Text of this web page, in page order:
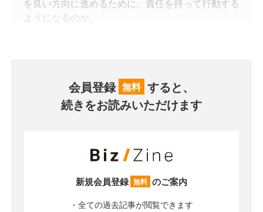
を良い方向に進めるために、責任を持って行動する
ようになるのか。
会員登録 無料 すると、
続きをお読みいただけます
新規会員登録 無料 のご案内
・全ての過去記事が閲覧できます